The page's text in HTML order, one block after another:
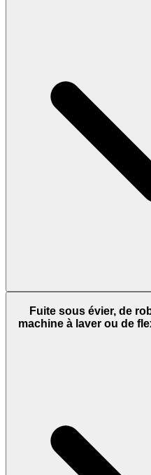
Fuite sous évier, de
machine à laver ou de